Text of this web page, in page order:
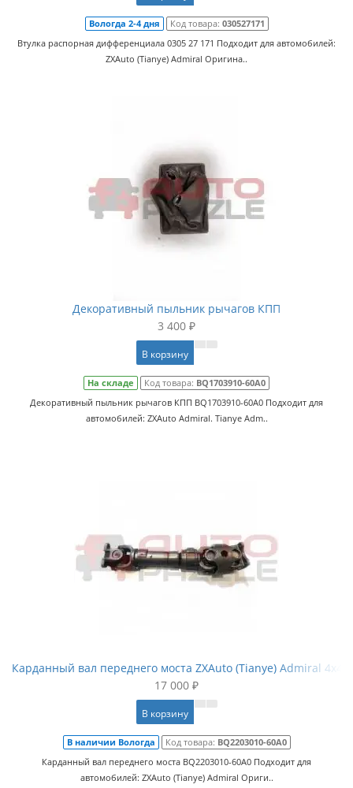
Вологда 2-4 дня Код товара: 030527171
Втулка распорная дифференциала 0305 27 171 Подходит для автомобилей:
ZXAuto (Tianye) Admiral Оригина..
Декоративный пыльник рычагов КПП
3 400 ₽
В корзину
На складе Код товара: BQ1703910-60A0
Декоративный пыльник рычагов КПП BQ1703910-60A0 Подходит для
автомобилей: ZXAuto Admiral. Tianye Adm..
Карданный вал переднего моста ZXAuto (Tianye) Admiral 4x4
17 000 ₽
В корзину
В наличии Вологда Код товара: BQ2203010-60A0
Карданный вал переднего моста BQ2203010-60A0 Подходит для
автомобилей: ZXAuto (Tianye) Admiral Ориги..